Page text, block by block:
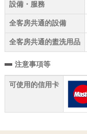
設備・服務
全客房共通的設備
全客房共通的盥洗用品
注意事項等
可使用的信用卡